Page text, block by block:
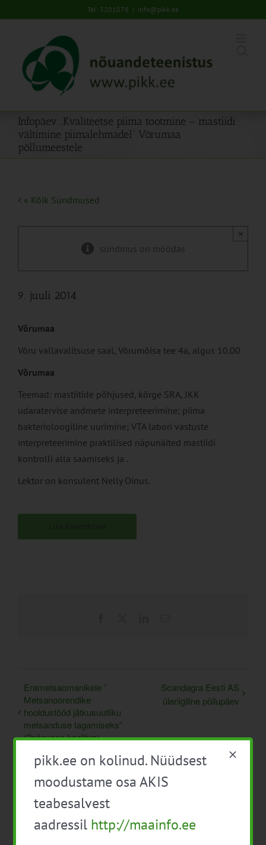
to
Tel: 5201078 | info@pikk.ee
Infopäev „Kvaliteetse piima tootmine – mastiidi
vältimine piimalehmadel“ Võrumaa
põllumeestele
« Kõik Sündmused
sündmus on möödas
×
9. juuli 2014
Võrumaa
Võru vallavalitsuse saal, Võrumõisa tee 4a, algus 10.00
Võrumaa
Teemad: mastiitide põhjused, kõrge SRA, JKK
udaratervise andmete interpreteerimine; piima
bakterioloogiline uurimine; VTA labori vastuste
interpreteerimine praktilised näpunäited mastiidi
kontrolli alla saamiseks ja .
Lektor on konsulent Nelly Oinus.
Erametsaomanikele ”
Metsanoorendike
hooldustööd jätkusuutliku
metsanduse tagamiseks”
(2päevane koolitus)
Scandagra Eesti AS
üleriigiline põllupäev
pikk.ee on kolinud. Nüüdsest
moodustame osa AKIS
teabesalvest
aadressil http://maainfo.ee